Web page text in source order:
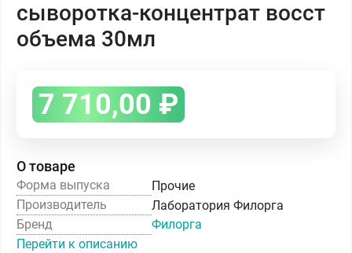
сыворотка-концентрат восст
объема 30мл
7 710,00 ₽
О товаре
Форма выпуска
Прочие
Производитель
Лаборатория Филорга
Бренд
Филорга
Перейти к описанию